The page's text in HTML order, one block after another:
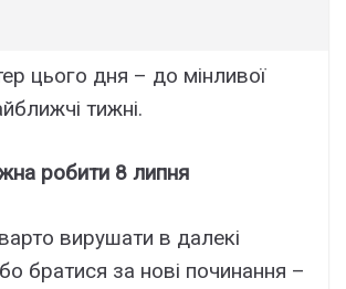
цього дня – до мінливої
тижні.
робити 8 липня
вирушати в далекі
братися за нові починання –